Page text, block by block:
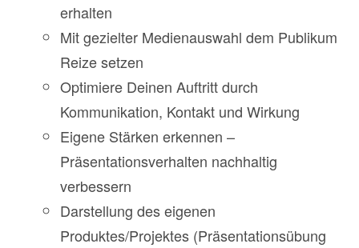
erhalten
Mit gezielter Medienauswahl dem Publikum
Reize setzen
Optimiere Deinen Auftritt durch
Kommunikation, Kontakt und Wirkung
Eigene Stärken erkennen –
Präsentationsverhalten nachhaltig
verbessern
Darstellung des eigenen
Produktes/Projektes (Präsentationsübung